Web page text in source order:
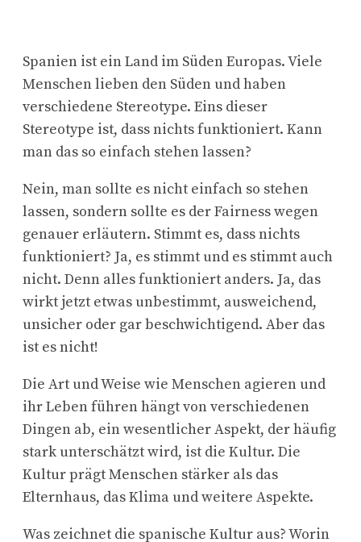
Spanien ist ein Land im Süden Europas. Viele
Menschen lieben den Süden und haben
verschiedene Stereotype. Eins dieser
Stereotype ist, dass nichts funktioniert. Kann
man das so einfach stehen lassen?
Nein, man sollte es nicht einfach so stehen
lassen, sondern sollte es der Fairness wegen
genauer erläutern. Stimmt es, dass nichts
funktioniert? Ja, es stimmt und es stimmt auch
nicht. Denn alles funktioniert anders. Ja, das
wirkt jetzt etwas unbestimmt, ausweichend,
unsicher oder gar beschwichtigend. Aber das
ist es nicht!
Die Art und Weise wie Menschen agieren und
ihr Leben führen hängt von verschiedenen
Dingen ab, ein wesentlicher Aspekt, der häufig
stark unterschätzt wird, ist die Kultur. Die
Kultur prägt Menschen stärker als das
Elternhaus, das Klima und weitere Aspekte.
Was zeichnet die spanische Kultur aus? Worin